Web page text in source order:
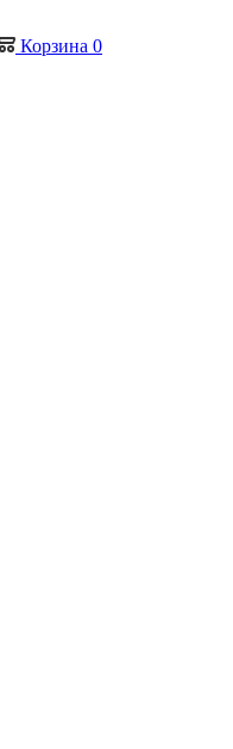
Корзина 0